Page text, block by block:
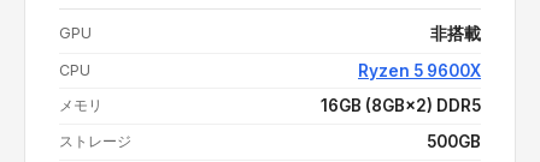
支払い額（値引き・送料込み） ¥224,079
GPU 非搭載
CPU Ryzen 5 9600X
メモリ 16GB (8GB×2) DDR5
ストレージ 500GB